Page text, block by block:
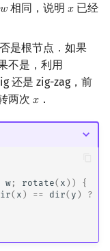
𝑤
w 相同，说明𝑥
x 已经
是根节点．如果
不是，利用
还是 zig-zag，前
两次 𝑥
x ．
w ; rotate( x ))
{
( x ) == dir( y ) ?